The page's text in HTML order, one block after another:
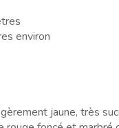
environ
jaune, très